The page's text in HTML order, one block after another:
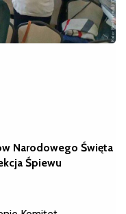
Narodowego Święta
Śpiewu